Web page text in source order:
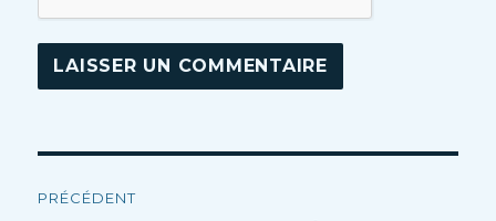
PRÉCÉDENT